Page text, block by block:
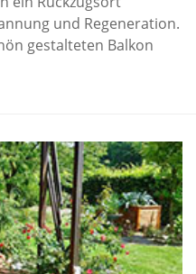
und Regeneration.
gestalteten Balkon